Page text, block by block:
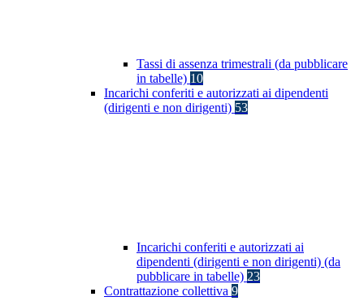
Tassi di assenza trimestrali (da pubblicare
in tabelle) 10
Incarichi conferiti e autorizzati ai dipendenti
(dirigenti e non dirigenti) 53
Incarichi conferiti e autorizzati ai
dipendenti (dirigenti e non dirigenti) (da
pubblicare in tabelle) 23
Contrattazione collettiva 9